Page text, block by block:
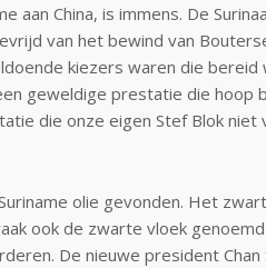
aan China, is immens. De
van het bewind van
kiezers waren die bereid
geweldige prestatie die hoop
die onze eigen Stef Blok niet
olie gevonden. Het
ook de zwarte vloek
De nieuwe president Chan